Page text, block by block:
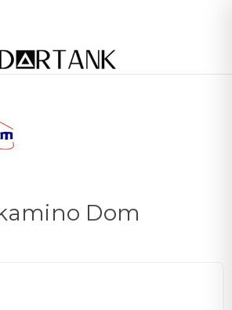
Passer au contenu principal
Dom